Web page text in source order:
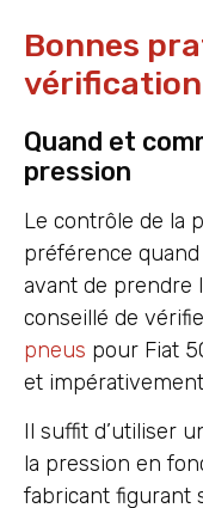
Bonnes
Quand et
pression
Le contrôle de la
préférence
avant de prendre
conseillé de
pneus pour Fiat
et
Il suffit d’utiliser
la pression en
fabricant figurant